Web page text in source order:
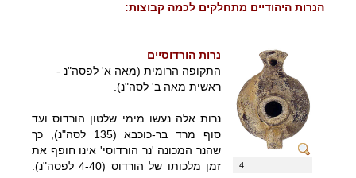
הנרות היהודיים מתחלקים לכמה קבוצות:
4
נרות הורדוסיים
התקופה הרומית (מאה א' לפסה"נ -
ראשית מאה ב' לסה"נ).
נרות אלה נעשו מימי שלטון הורדוס ועד
סוף מרד בר-כוכבא (135 לסה"נ), כך
שהנר המכונה 'נר הורדוסי' אינו חופף את
זמן מלכותו של הורדוס (4-40 לפסה"נ).